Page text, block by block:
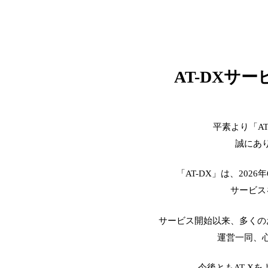
AT-DXサー
平素より「
誠にあ
「AT-DX」は、2026
サービ
サービス開始以来、多く
運営一同、